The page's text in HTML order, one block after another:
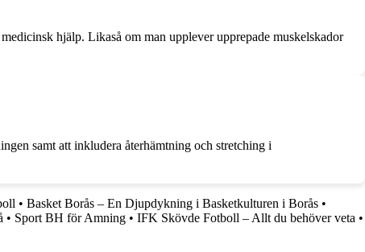
hjälp. Likaså om man upplever upprepade muskelskador
samt att inkludera återhämtning och stretching i
• Basket Borås – En Djupdykning i Basketkulturen i Borås •
• Sport BH för Amning • IFK Skövde Fotboll – Allt du behöver veta •